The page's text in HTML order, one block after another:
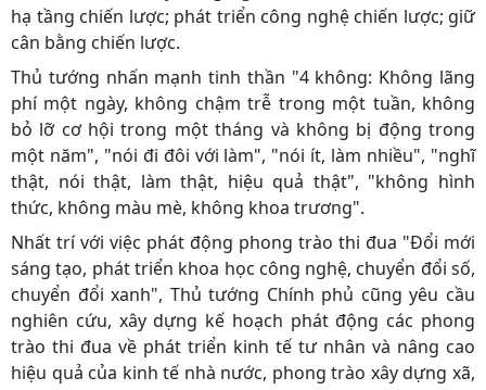
hạ tầng chiến lược; phát triển công nghệ chiến lược; giữ
cân bằng chiến lược.
Thủ tướng nhấn mạnh tinh thần "4 không: Không lãng
phí một ngày, không chậm trễ trong một tuần, không
bỏ lỡ cơ hội trong một tháng và không bị động trong
một năm", "nói đi đôi với làm", "nói ít, làm nhiều", "nghĩ
thật, nói thật, làm thật, hiệu quả thật", "không hình
thức, không màu mè, không khoa trương".
Nhất trí với việc phát động phong trào thi đua "Đổi mới
sáng tạo, phát triển khoa học công nghệ, chuyển đổi số,
chuyển đổi xanh", Thủ tướng Chính phủ cũng yêu cầu
nghiên cứu, xây dựng kế hoạch phát động các phong
trào thi đua về phát triển kinh tế tư nhân và nâng cao
hiệu quả của kinh tế nhà nước, phong trào xây dựng xã,